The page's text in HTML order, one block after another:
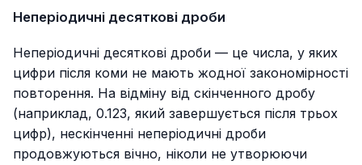
Неперіодичні десяткові дроби
Неперіодичні десяткові дроби — це числа, у яких
цифри після коми не мають жодної закономірності
повторення. На відміну від скінченного дробу
(наприклад, 0.123, який завершується після трьох
цифр), нескінченні неперіодичні дроби
продовжуються вічно, ніколи не утворюючи